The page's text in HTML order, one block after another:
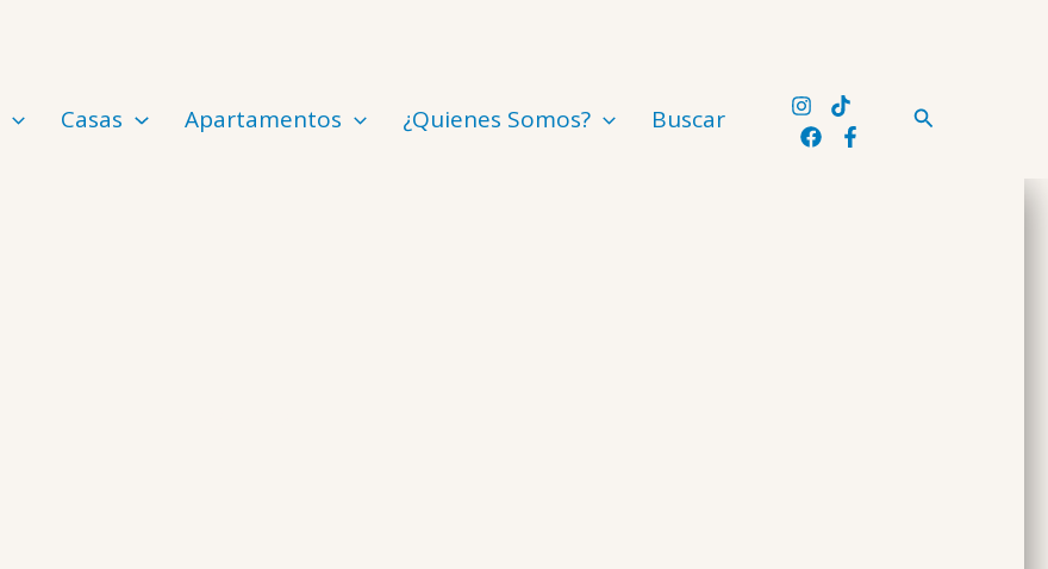
Casas Apartamentos ¿Quienes Somos? Buscar Buscar